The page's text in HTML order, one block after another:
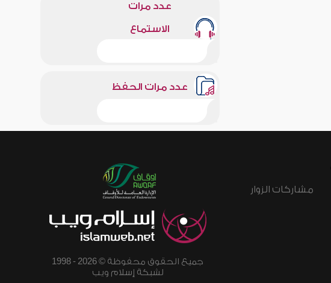
عدد مرات
الاستماع
عدد مرات الحفظ
مشاركات الزوار
جميع الحقوق محفوظة © 2026 - 1998
لشبكة إسلام ويب